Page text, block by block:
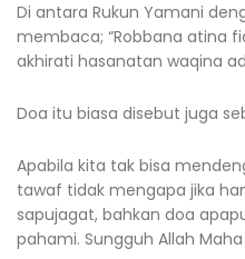
Di antara Rukun Yamani
membaca; “Robbana atina
akhirati hasanatan waqina
Doa itu biasa disebut juga
Apabila kita tak bisa
tawaf tidak mengapa jika
sapujagat, bahkan doa
pahami. Sungguh Allah